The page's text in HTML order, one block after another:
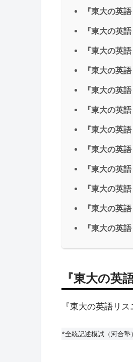
『東大の英
『東大の英
『東大の英
『東大の英
『東大の英
『東大の英
『東大の英
『東大の英
『東大の英
『東大の英
『東大の英
『東大の英
『東大の英
『東大の英語リ
*全統記述模試（河合塾